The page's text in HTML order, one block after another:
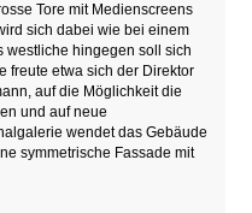
Tore mit Medienscreens
sich dabei wie bei einem
westliche hingegen soll sich
freute etwa sich der Direktor
auf die Möglichkeit die
und auf neue
wendet das Gebäude
symmetrische Fassade mit